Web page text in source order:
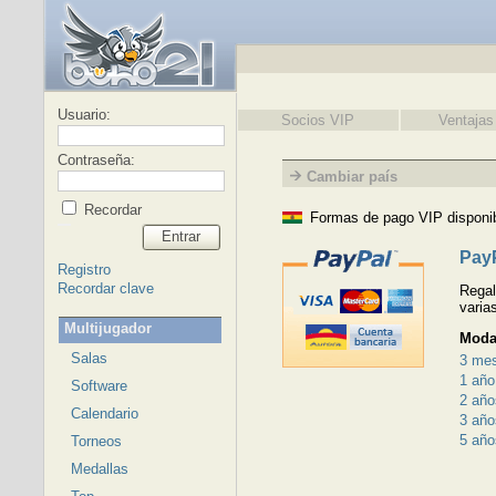
Usuario:
Contraseña:
Recordar
Entrar
Registro
Recordar clave
Multijugador
Salas
Software
Calendario
Torneos
Medallas
Socios VIP
Cambiar país
Formas de pago VIP
3
1 año
2
3
5